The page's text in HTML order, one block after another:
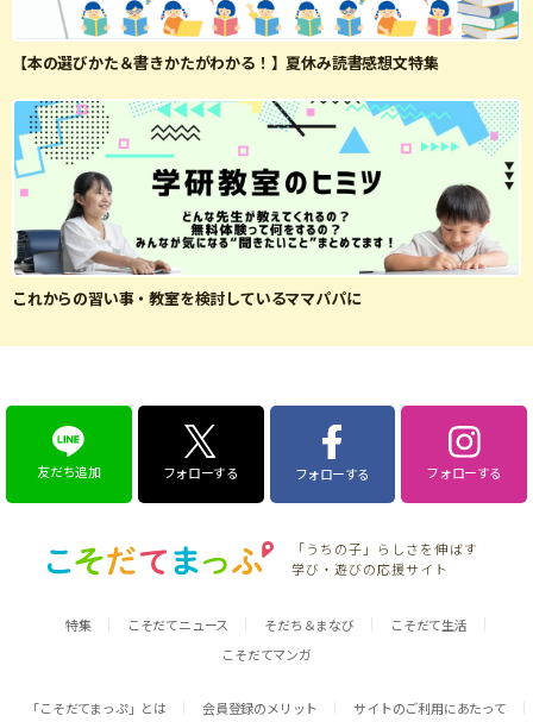
【本の選びかた＆書きかたがわかる！】夏休み読書感想文特集
これからの習い事・教室を検討しているママパパに
友だち追加 フォローする フォローする フォローする
「うちの子」らしさを伸ばす
学び・遊びの応援サイト
特集 こそだてニュース そだち＆まなび
こそだて生活
こそだてマンガ
「こそだてまっぷ」とは 会員登録のメリット サイトのご利用にあたって